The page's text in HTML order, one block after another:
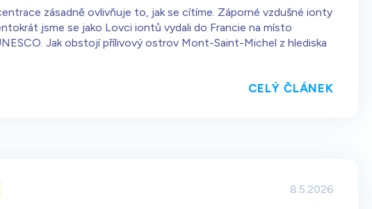
zásadně ovlivňuje to, jak se cítíme. Záporné vzdušné ionty
jsme se jako Lovci iontů vydali do Francie na místo
Jak obstojí přílivový ostrov Mont-Saint-Michel z hlediska
CELÝ ČLÁNEK
8.5.2026